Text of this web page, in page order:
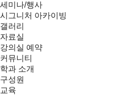
세미나/행사
시그니처 아카이빙
갤러리
자료실
강의실 예약
커뮤니티
학과 소개
구성원
교육